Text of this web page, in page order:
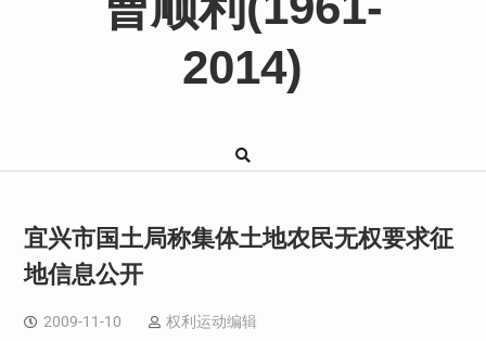
2014)
宜兴市国土局称集体土地农民无权要求征
地信息公开
2009-11-10 权利运动编辑